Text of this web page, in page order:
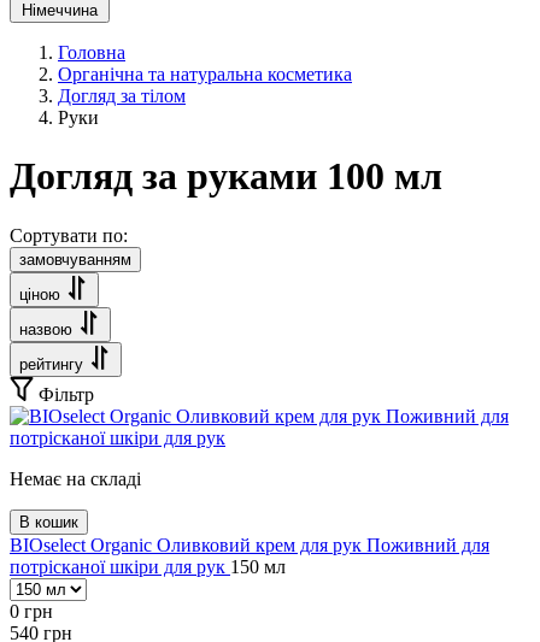
Німеччина
Головна
Органічна та натуральна косметика
Догляд за тілом
Руки
Догляд за руками 100 мл
Сортувати по:
замовчуванням
ціною
назвою
рейтингу
Фільтр
Немає на складі
В кошик
BIOselect Organic Оливковий крем для рук Поживний для
потрісканої шкіри для рук 150 мл
0 грн
540 грн